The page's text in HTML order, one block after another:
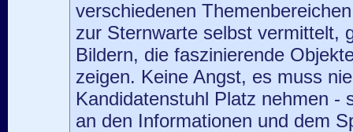
verschiedenen
zur Sternwarte selbst vermittelt,
Bildern, die faszinierende
zeigen. Keine Angst, es muss
Kandidatenstuhl Platz nehmen -
an den Informationen und dem